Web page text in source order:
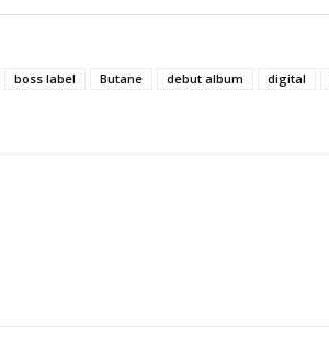
boss label Butane debut album digital